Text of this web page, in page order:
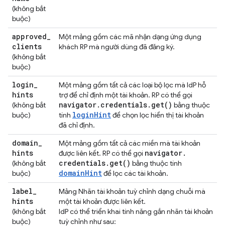
(không bắt
buộc)
approved_
clients
(không bắt
buộc)
Một mảng gồm các mã nhận dạng ứng dụng
khách RP mà người dùng đã đăng ký.
login_
hints
(không bắt
buộc)
Một mảng gồm tất cả các loại bộ lọc mà IdP hỗ
trợ để chỉ định một tài khoản. RP có thể gọi
navigator. credentials. get( ) bằng thuộc
tính loginHintđể chọn lọc hiển thị tài khoản
đã chỉ định.
domain_
hints
(không bắt
buộc)
Một mảng gồm tất cả các miền mà tài khoản
được liên kết. RP có thể gọi navigator.
credentials. get( ) bằng thuộc tính
domainHintđể lọc các tài khoản.
label_
hints
(không bắt
buộc)
Mảng Nhãn tài khoản tuỳ chỉnh dạng chuỗi mà
một tài khoản được liên kết.
IdP có thể triển khai tính năng gắn nhãn tài khoản
tuỳ chỉnh như sau: